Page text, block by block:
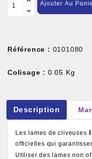
Ajouter Au
Référence : 0101080
Colisage : 0.05 Kg
Description
Les lames de cliveuses
officielles qui
Utiliser des lames non